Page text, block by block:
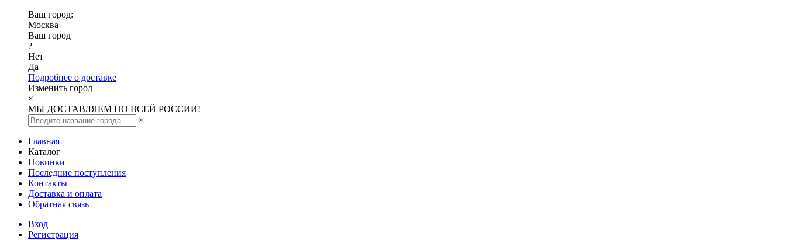
Ваш город:
Москва
Ваш город
?
Нет
Да
Подробнее о доставке
Изменить город
×
МЫ ДОСТАВЛЯЕМ ПО ВСЕЙ РОССИИ!
×
Главная
Каталог
Новинки
Последние поступления
Контакты
Доставка и оплата
Обратная связь
Вход
Регистрация